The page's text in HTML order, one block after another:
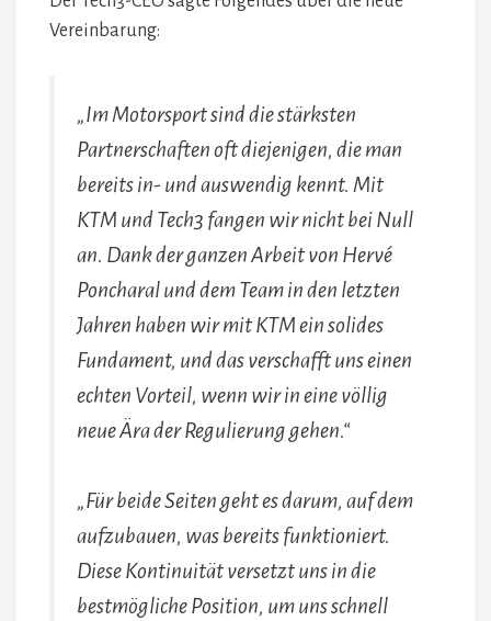
Vereinbarung:
„Im Motorsport sind die stärksten
Partnerschaften oft diejenigen, die man
bereits in- und auswendig kennt. Mit
KTM und Tech3 fangen wir nicht bei Null
an. Dank der ganzen Arbeit von Hervé
Poncharal und dem Team in den letzten
Jahren haben wir mit KTM ein solides
Fundament, und das verschafft uns einen
echten Vorteil, wenn wir in eine völlig
neue Ära der Regulierung gehen.“
„Für beide Seiten geht es darum, auf dem
aufzubauen, was bereits funktioniert.
Diese Kontinuität versetzt uns in die
bestmögliche Position, um uns schnell